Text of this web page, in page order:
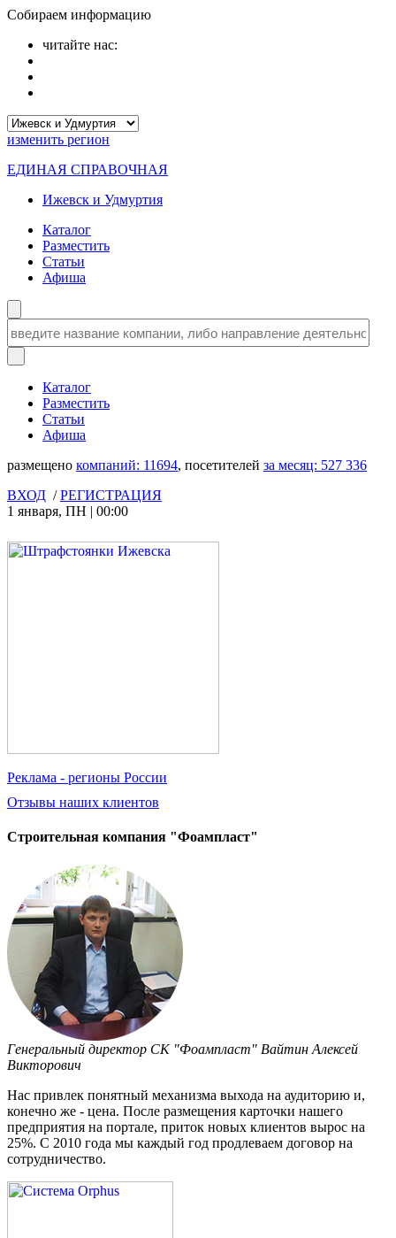
Собираем информацию
читайте нас:
изменить регион
ЕДИНАЯ СПРАВОЧНАЯ
Ижевск и Удмуртия
Каталог
Разместить
Статьи
Афиша
Каталог
Разместить
Статьи
Афиша
размещено компаний: 11694, посетителей за месяц: 527 336
ВХОД /РЕГИСТРАЦИЯ
1 января, ПН | 00:00
Реклама - регионы России
Отзывы наших клиентов
Строительная компания "Фоампласт"
Генеральный директор СК "Фоампласт" Вайтин Алексей
Викторович
Нас привлек понятный механизма выхода на аудиторию и,
конечно же - цена. После размещения карточки нашего
предприятия на портале, приток новых клиентов вырос на
25%. С 2010 года мы каждый год продлеваем договор на
сотрудничество.